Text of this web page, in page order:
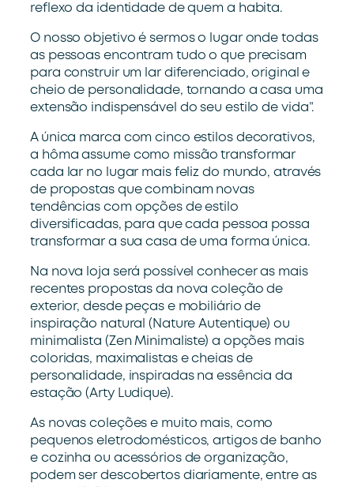
reflexo da identidade de quem a habita.
O nosso objetivo é sermos o lugar onde todas
as pessoas encontram tudo o que precisam
para construir um lar diferenciado, original e
cheio de personalidade, tornando a casa uma
extensão indispensável do seu estilo de vida”.
A única marca com cinco estilos decorativos,
a hôma assume como missão transformar
cada lar no lugar mais feliz do mundo, através
de propostas que combinam novas
tendências com opções de estilo
diversificadas, para que cada pessoa possa
transformar a sua casa de uma forma única.
Na nova loja será possível conhecer as mais
recentes propostas da nova coleção de
exterior, desde peças e mobiliário de
inspiração natural (Nature Autentique) ou
minimalista (Zen Minimaliste) a opções mais
coloridas, maximalistas e cheias de
personalidade, inspiradas na essência da
estação (Arty Ludique).
As novas coleções e muito mais, como
pequenos eletrodomésticos, artigos de banho
e cozinha ou acessórios de organização,
podem ser descobertos diariamente, entre as